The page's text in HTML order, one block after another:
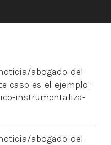
abogado-del-
caso-es-el-ejemplo-
instrumentaliza-
abogado-del-